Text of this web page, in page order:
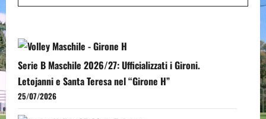
Serie B Maschile 2026/27: Ufficializzati i Gironi.
Letojanni e Santa Teresa nel “Girone H”
25/07/2026